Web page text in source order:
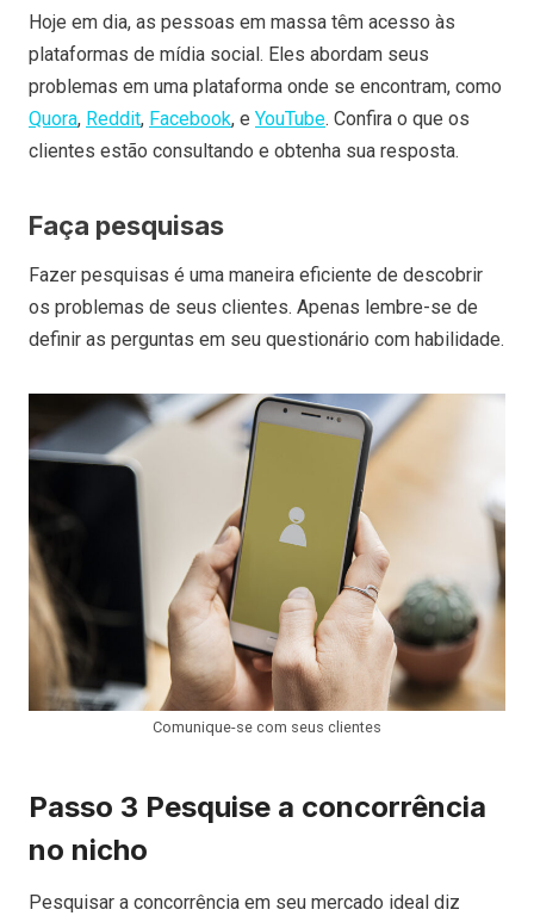
Hoje em dia, as pessoas em massa têm acesso às
plataformas de mídia social. Eles abordam seus
problemas em uma plataforma onde se encontram, como
Quora, Reddit, Facebook, e YouTube. Confira o que os
clientes estão consultando e obtenha sua resposta.
Faça pesquisas
Fazer pesquisas é uma maneira eficiente de descobrir
os problemas de seus clientes. Apenas lembre-se de
definir as perguntas em seu questionário com habilidade.
Comunique-se com seus clientes
Passo 3 Pesquise a concorrência
no nicho
Pesquisar a concorrência em seu mercado ideal diz